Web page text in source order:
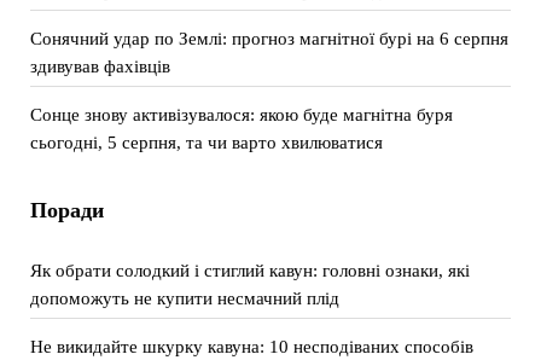
Сонячний удар по Землі: прогноз магнітної бурі на 6 серпня
здивував фахівців
Сонце знову активізувалося: якою буде магнітна буря
сьогодні, 5 серпня, та чи варто хвилюватися
Поради
Як обрати солодкий і стиглий кавун: головні ознаки, які
допоможуть не купити несмачний плід
Не викидайте шкурку кавуна: 10 несподіваних способів